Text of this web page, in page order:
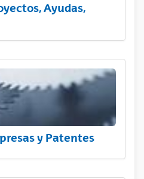
Ayudas,
y Patentes